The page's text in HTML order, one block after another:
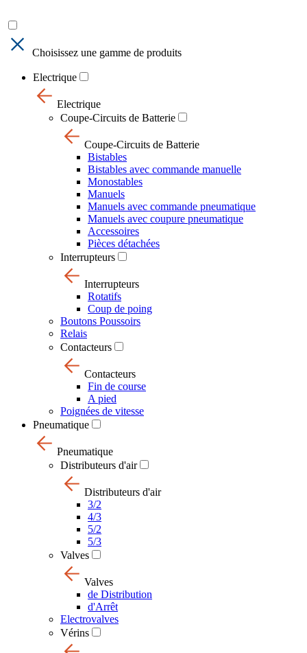
Choisissez une gamme de produits
Electrique
Electrique
Coupe-Circuits de Batterie
Coupe-Circuits de Batterie
Bistables
Bistables avec commande manuelle
Monostables
Manuels
Manuels avec commande pneumatique
Manuels avec coupure pneumatique
Accessoires
Pièces détachées
Interrupteurs
Interrupteurs
Rotatifs
Coup de poing
Boutons Poussoirs
Relais
Contacteurs
Contacteurs
Fin de course
A pied
Poignées de vitesse
Pneumatique
Pneumatique
Distributeurs d'air
Distributeurs d'air
3/2
4/3
5/2
5/3
Valves
Valves
de Distribution
d'Arrêt
Electrovalves
Vérins